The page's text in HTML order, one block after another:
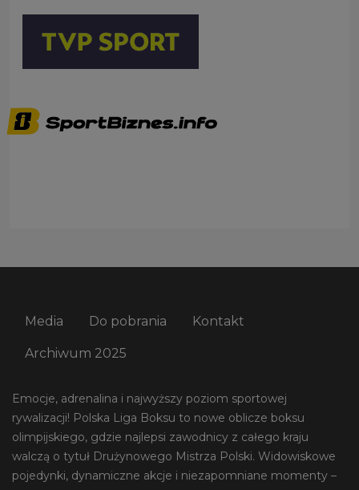
Media Do pobrania Kontakt
Archiwum 2025
Emocje, adrenalina i najwyższy poziom sportowej
rywalizacji! Polska Liga Boksu to nowe oblicze boksu
olimpijskiego, gdzie najlepsi zawodnicy z całego kraju
walczą o tytuł Drużynowego Mistrza Polski. Widowiskowe
pojedynki, dynamiczne akcje i niezapomniane momenty –